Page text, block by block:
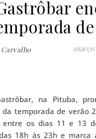
março
Carvalho
da temporada de verão
entre os dias 11 e 13
18h às 23h e marca